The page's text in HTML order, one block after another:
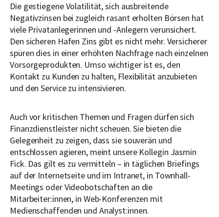
Die gestiegene Volatilität, sich ausbreitende
Negativzinsen bei zugleich rasant erholten Börsen hat
viele Privatanlegerinnen und -Anlegern verunsichert.
Den sicheren Hafen Zins gibt es nicht mehr. Versicherer
spüren dies in einer erhöhten Nachfrage nach einzelnen
Vorsorgeprodukten. Umso wichtiger ist es, den
Kontakt zu Kunden zu halten, Flexibilität anzubieten
und den Service zu intensivieren.
Auch vor kritischen Themen und Fragen dürfen sich
Finanzdienstleister nicht scheuen. Sie bieten die
Gelegenheit zu zeigen, dass sie souverän und
entschlossen agieren, meint unsere Kollegin Jasmin
Fick. Das gilt es zu vermitteln – in täglichen Briefings
auf der Internetseite und im Intranet, in Townhall-
Meetings oder Videobotschaften an die
Mitarbeiter:innen, in Web-Konferenzen mit
Medienschaffenden und Analyst:innen.